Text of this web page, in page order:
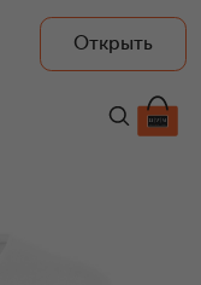
Открыть
14 600 ₽